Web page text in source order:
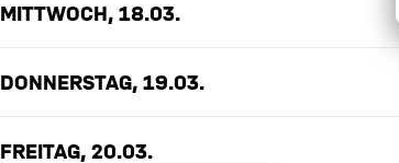
MITTWOCH, 18.03.
DONNERSTAG, 19.03.
FREITAG, 20.03.